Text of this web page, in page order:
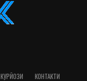
КУРЙОЗИ КОНТАКТИ